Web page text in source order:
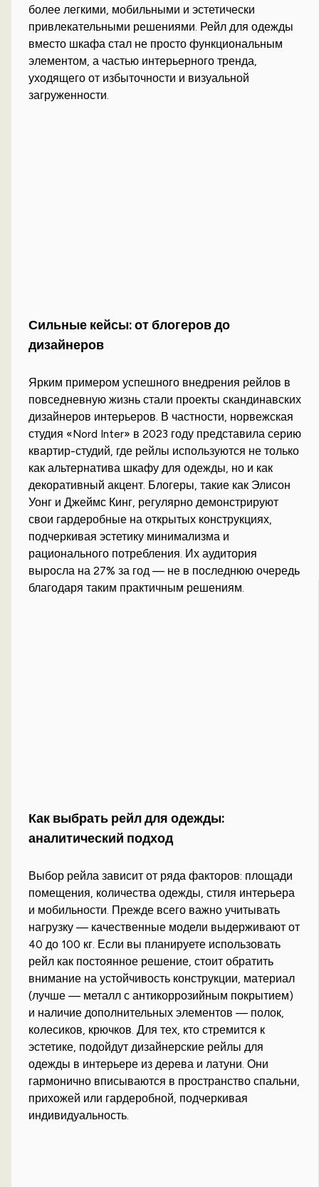
более легкими, мобильными и эстетически
привлекательными решениями. Рейл для одежды
вместо шкафа стал не просто функциональным
элементом, а частью интерьерного тренда,
уходящего от избыточности и визуальной
загруженности.
Сильные кейсы: от блогеров до
дизайнеров
Ярким примером успешного внедрения рейлов в
повседневную жизнь стали проекты скандинавских
дизайнеров интерьеров. В частности, норвежская
студия «Nord Inter» в 2023 году представила серию
квартир-студий, где рейлы используются не только
как альтернатива шкафу для одежды, но и как
декоративный акцент. Блогеры, такие как Элисон
Уонг и Джеймс Кинг, регулярно демонстрируют
свои гардеробные на открытых конструкциях,
подчеркивая эстетику минимализма и
рационального потребления. Их аудитория
выросла на 27% за год — не в последнюю очередь
благодаря таким практичным решениям.
Как выбрать рейл для одежды:
аналитический подход
Выбор рейла зависит от ряда факторов: площади
помещения, количества одежды, стиля интерьера
и мобильности. Прежде всего важно учитывать
нагрузку — качественные модели выдерживают от
40 до 100 кг. Если вы планируете использовать
рейл как постоянное решение, стоит обратить
внимание на устойчивость конструкции, материал
(лучше — металл с антикоррозийным покрытием)
и наличие дополнительных элементов — полок,
колесиков, крючков. Для тех, кто стремится к
эстетике, подойдут дизайнерские рейлы для
одежды в интерьере из дерева и латуни. Они
гармонично вписываются в пространство спальни,
прихожей или гардеробной, подчеркивая
индивидуальность.